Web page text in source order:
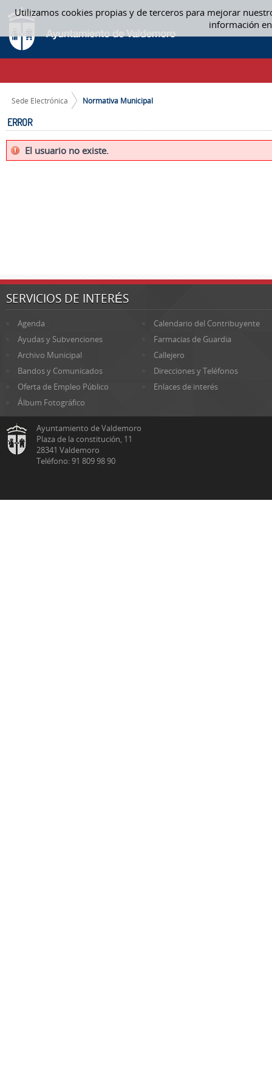
Utilizamos cookies propias y de terceros para mejorar
información
Saltar al contenido
NORMATIVA MUNICIPAL
CAMINO DE MIGAS
Sede Electrónica Normativa Municipal
ERROR
El usuario no existe.
SERVICIOS DE INTERÉS
Agenda
Calendario del Contribuyente
Ayudas y Subvenciones
Farmacias de Guardia
Archivo Municipal
Callejero
Bandos y Comunicados
Direcciones y Teléfonos
Oferta de Empleo Público
Enlaces de interés
Álbum Fotográfico
Ayuntamiento de Valdemoro
Plaza de la constitución, 11
28341 Valdemoro
Teléfono: 91 809 98 90